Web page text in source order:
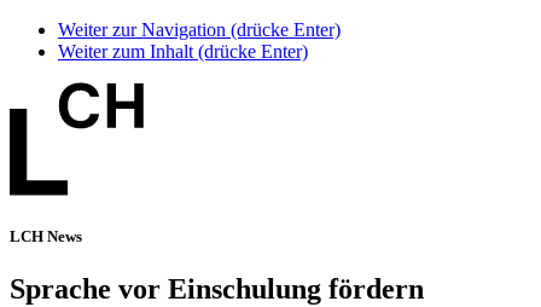
Weiter zur Navigation (drücke Enter)
Weiter zum Inhalt (drücke Enter)
LCH News
Sprache vor Einschulung fördern